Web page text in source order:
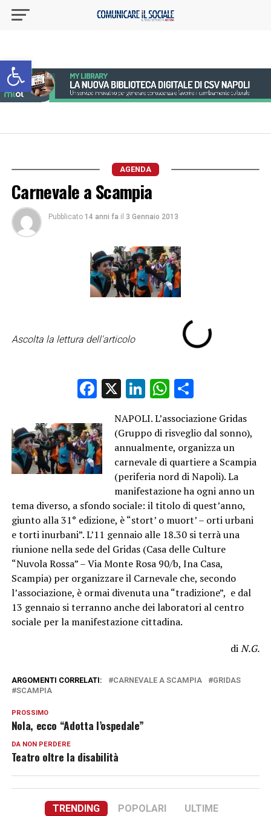
Apri la barra degli strumenti
AGENDA
Carnevale a Scampia
Pubblicato 14 anni fa il 3 Gennaio 2013
Ascolta la lettura dell'articolo
Facebook
X LinkedIn
WhatsApp
Condividi
NAPOLI. L’associazione Gridas
(Gruppo di risveglio dal sonno),
annualmente, organizza un
carnevale di quartiere a Scampia
(periferia nord di Napoli). La
manifestazione ha ogni anno un
tema diverso, a sfondo sociale: il titolo di quest’anno,
giunto alla 31° edizione, è “stort’ o muort’ – orti urbani
e torti inurbani”. L’11 gennaio alle 18.30 si terrà una
riunione nella sede del Gridas (Casa delle Culture
“Nuvola Rossa” – Via Monte Rosa 90/b, Ina Casa,
Scampia) per organizzare il Carnevale che, secondo
l’associazione, è ormai divenuta una “tradizione”, e dal
13 gennaio si terranno anche dei laboratori al centro
sociale per la manifestazione cittadina.
diN.G.
ARGOMENTI CORRELATI: CARNEVALE A SCAMPIA
GRIDAS
SCAMPIA
PROSSIMO
Nola, ecco “Adotta l’ospedale”
DA NON PERDERE
Teatro oltre la disabilità
TRENDING POPOLARI ULTIME